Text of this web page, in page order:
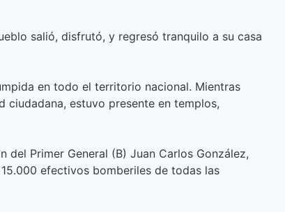
salió, disfrutó, y regresó tranquilo a su casa
en todo el territorio nacional. Mientras
ciudadana, estuvo presente en templos,
Primer General (B) Juan Carlos González,
efectivos bomberiles de todas las